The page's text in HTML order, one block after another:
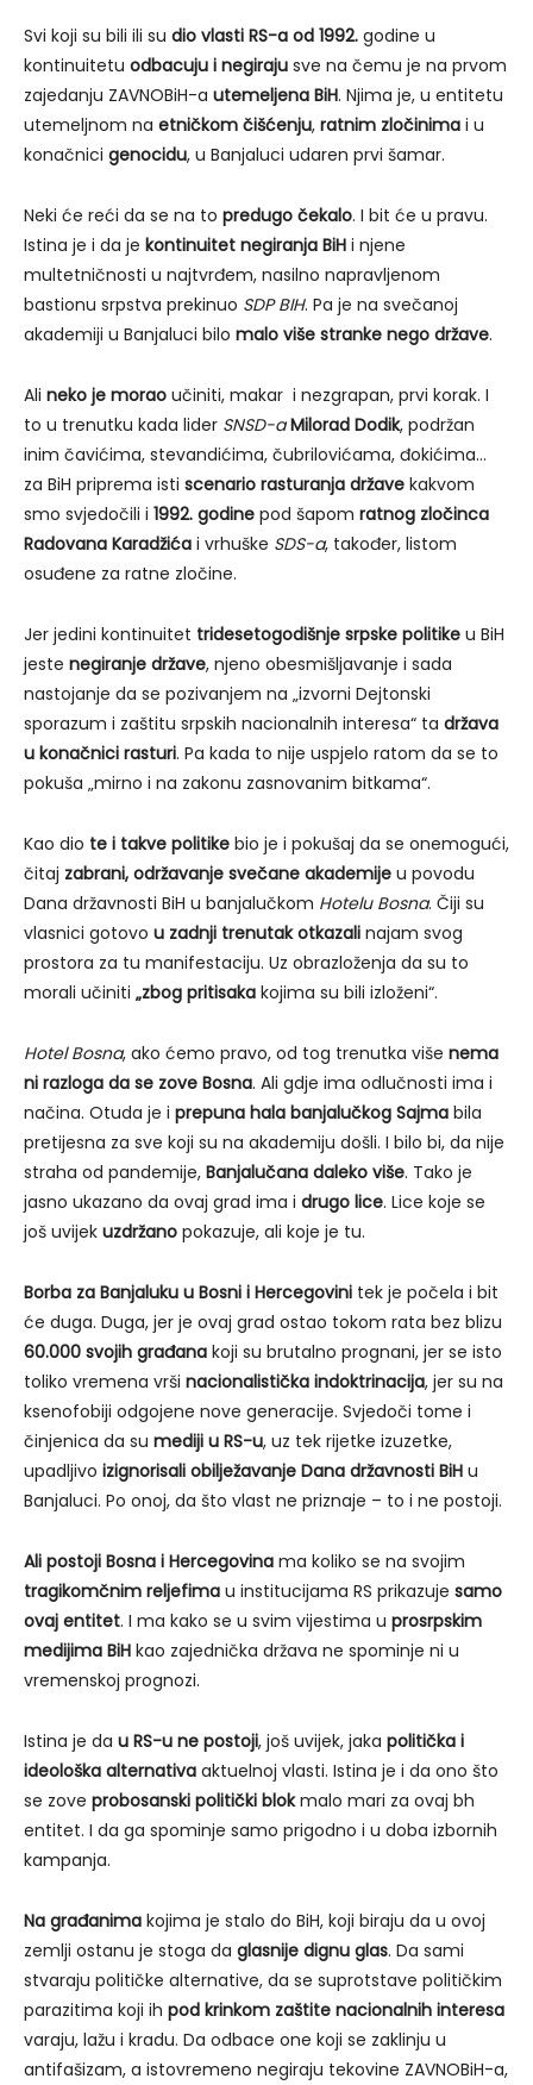
Svi koji su bili ili su dio vlasti RS-a od 1992. godine u
kontinuitetu odbacuju i negiraju sve na čemu je na prvom
zajedanju ZAVNOBiH-a utemeljena BiH. Njima je, u entitetu
utemeljnom na etničkom čišćenju, ratnim zločinima i u
konačnici genocidu, u Banjaluci udaren prvi šamar.
Neki će reći da se na to predugo čekalo. I bit će u pravu.
Istina je i da je kontinuitet negiranja BiH i njene
multetničnosti u najtvrđem, nasilno napravljenom
bastionu srpstva prekinuo SDP BIH. Pa je na svečanoj
akademiji u Banjaluci bilo malo više stranke nego države.
Ali neko je morao učiniti, makar i nezgrapan, prvi korak. I
to u trenutku kada lider SNSD-a Milorad Dodik, podržan
inim čavićima, stevandićima, čubrilovićama, đokićima…
za BiH priprema isti scenario rasturanja države kakvom
smo svjedočili i 1992. godine pod šapom ratnog zločinca
Radovana Karadžića i vrhuške SDS-a, također, listom
osuđene za ratne zločine.
Jer jedini kontinuitet tridesetogodišnje srpske politike u BiH
jeste negiranje države, njeno obesmišljavanje i sada
nastojanje da se pozivanjem na „izvorni Dejtonski
sporazum i zaštitu srpskih nacionalnih interesa“ ta država
u konačnici rasturi. Pa kada to nije uspjelo ratom da se to
pokuša „mirno i na zakonu zasnovanim bitkama“.
Kao dio te i takve politike bio je i pokušaj da se onemogući,
čitaj zabrani, održavanje svečane akademije u povodu
Dana državnosti BiH u banjalučkom Hotelu Bosna. Čiji su
vlasnici gotovo u zadnji trenutak otkazali najam svog
prostora za tu manifestaciju. Uz obrazloženja da su to
morali učiniti „zbog pritisaka kojima su bili izloženi“.
Hotel Bosna, ako ćemo pravo, od tog trenutka više nema
ni razloga da se zove Bosna. Ali gdje ima odlučnosti ima i
načina. Otuda je i prepuna hala banjalučkog Sajma bila
pretijesna za sve koji su na akademiju došli. I bilo bi, da nije
straha od pandemije, Banjalučana daleko više. Tako je
jasno ukazano da ovaj grad ima i drugo lice. Lice koje se
još uvijek uzdržano pokazuje, ali koje je tu.
Borba za Banjaluku u Bosni i Hercegovini tek je počela i bit
će duga. Duga, jer je ovaj grad ostao tokom rata bez blizu
60.000 svojih građana koji su brutalno prognani, jer se isto
toliko vremena vrši nacionalistička indoktrinacija, jer su na
ksenofobiji odgojene nove generacije. Svjedoči tome i
činjenica da su mediji u RS-u, uz tek rijetke izuzetke,
upadljivo izignorisali obilježavanje Dana državnosti BiH u
Banjaluci. Po onoj, da što vlast ne priznaje – to i ne postoji.
Ali postoji Bosna i Hercegovina ma koliko se na svojim
tragikomčnim reljefima u institucijama RS prikazuje samo
ovaj entitet. I ma kako se u svim vijestima u prosrpskim
medijima BiH kao zajednička država ne spominje ni u
vremenskoj prognozi.
Istina je da u RS-u ne postoji, još uvijek, jaka politička i
ideološka alternativa aktuelnoj vlasti. Istina je i da ono što
se zove probosanski politički blokmalo mari za ovaj bh
entitet. I da ga spominje samo prigodno i u doba izbornih
kampanja.
Na građanima kojima je stalo do BiH, koji biraju da u ovoj
zemlji ostanu je stoga da glasnije dignu glas. Da sami
stvaraju političke alternative, da se suprotstave političkim
parazitima koji ih pod krinkom zaštite nacionalnih interesa
varaju, lažu i kradu. Da odbace one koji se zaklinju u
antifašizam, a istovremeno negiraju tekovine ZAVNOBiH-a,